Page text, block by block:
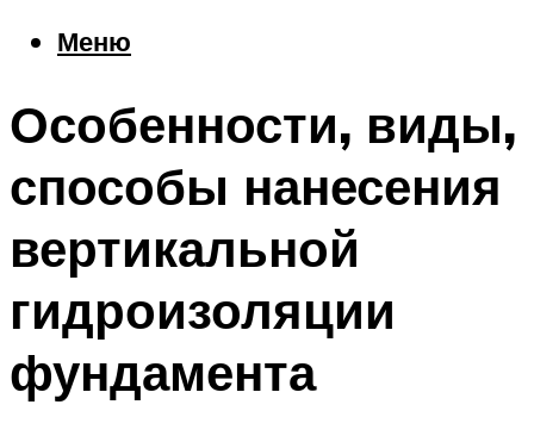
Меню
Особенности, виды,
способы нанесения
вертикальной
гидроизоляции
фундамента